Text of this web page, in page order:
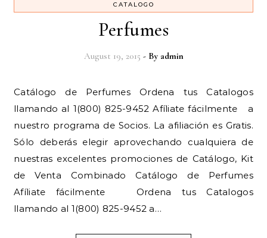
CATALOGO
Perfumes
August 19, 2015 - By admin
Catálogo de Perfumes Ordena tus Catalogos
llamando al 1(800) 825-9452 Afíliate fácilmente a
nuestro programa de Socios. La afiliación es Gratis.
Sólo deberás elegir aprovechando cualquiera de
nuestras excelentes promociones de Catálogo, Kit
de Venta Combinado Catálogo de Perfumes
Afíliate fácilmente Ordena tus Catalogos
llamando al 1(800) 825-9452 a…